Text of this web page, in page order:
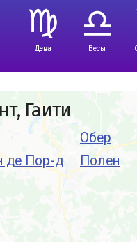
Дева Весы
Гаити
Аррондисман де Пор-де-Пе
Обер
Полен